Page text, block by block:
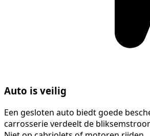
Auto is veilig
Een gesloten auto biedt goede
carrosserie verdeelt de